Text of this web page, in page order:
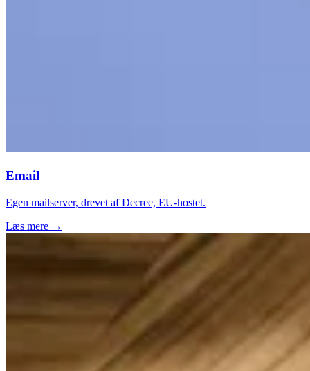
Email
Egen mailserver, drevet af Decree, EU-hostet.
Læs mere →